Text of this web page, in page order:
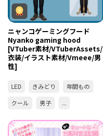
ニャンコゲーミングフード
Nyanko gaming hood
[VTuber素材/VTuberAssets/
衣装/イラスト素材/Vmeee/男
性]
LED きみどり
年間もの
クール
男子 ...